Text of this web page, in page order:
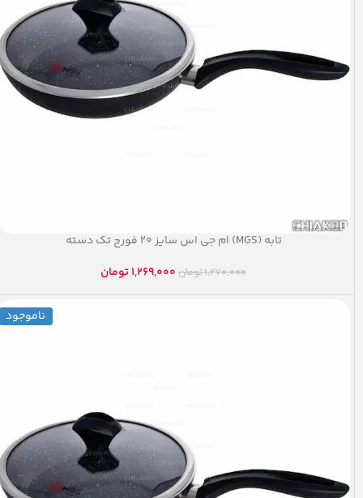
تابه (MGS) ام جی اس سایز ۲۰ فورج تک دسته
1,270,000تومان 1,269,000تومان
ناموجود